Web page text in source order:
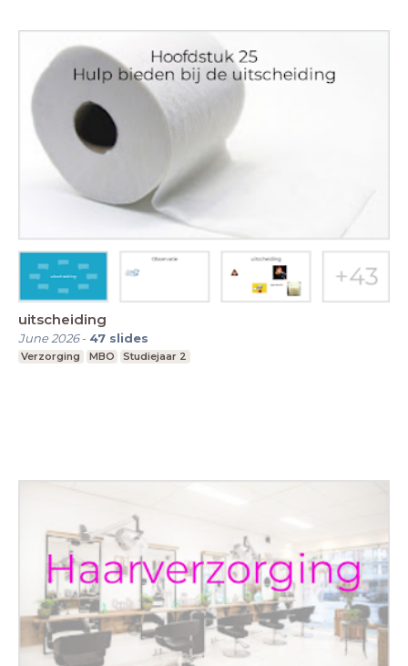
uitscheiding
June 2026- 47 slides
Verzorging MBO Studiejaar 2